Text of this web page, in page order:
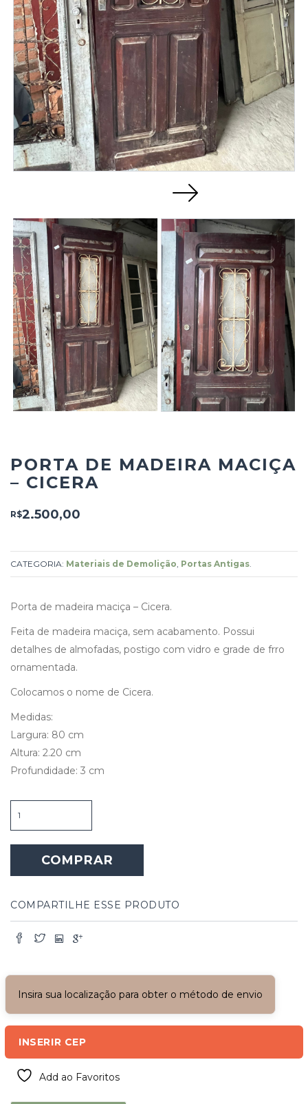
PORTA DE MADEIRA MACIÇA
– CICERA
R$2.500,00
CATEGORIA: Materiais de Demolição Portas Antigas
Porta de madeira maciça – Cicera.
Feita de madeira maciça, sem acabamento. Possui
detalhes de almofadas, postigo com vidro e grade de frro
ornamentada.
Colocamos o nome de Cicera.
Medidas:
Largura: 80 cm
Altura: 2.20 cm
Profundidade: 3 cm
de
Madeira
Maciça
Cicera
COMPRAR
COMPARTILHE ESSE PRODUTO
Insira sua localização para obter o método de envio
INSERIR CEP
Add ao Favoritos